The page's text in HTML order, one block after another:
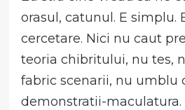
orasul, catunul. E simplu.
cercetare. Nici nu caut
teoria chibritului, nu tes,
fabric scenarii, nu umblu
demonstratii-maculatura.